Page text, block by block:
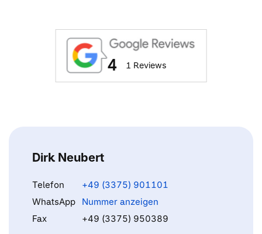
4 1 Reviews
Dirk Neubert
Telefon
+49 (3375) 901101
WhatsApp
Nummer anzeigen
Fax
+49 (3375) 950389